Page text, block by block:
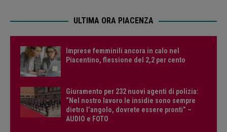
ULTIMA ORA PIACENZA
Imprese femminili ancora in calo nel
Piacentino, flessione del 2,2 per cento
Giuramento per 232 nuovi agenti di polizia:
“Nel nostro lavoro le insidie sono sempre
dietro l’angolo, dovrete essere pronti” –
AUDIO e FOTO